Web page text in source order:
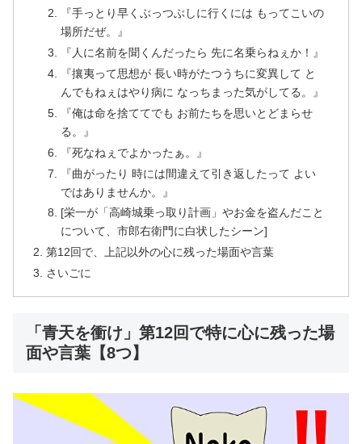
『手っとり早くぶっつぶしに行くには もってこいの
場所だぜ。』
『人に名前を聞くんだったら 先に名乗らねぇか！』
『攘夷って思想が 長い時がたつうちに変異して と
んでもねぇはやり病に なっちまった気がしてる。』
『俺は命を捨ててでも お前たちを思いとどまらせ
る。』
『死なねぇでよかったぁ。』
『曲がったり 時には間違えて引き返したって よい
ではありませんか。』
[栄一が「高崎城乗っ取り計画」やお金を盗んだこと
について、市郎右衛門に白状したシーン]
第12回で、上記以外の心に残った場面や言葉
さいごに
「青天を衝け」第12回で特に心に残った場
面や言葉【8つ】